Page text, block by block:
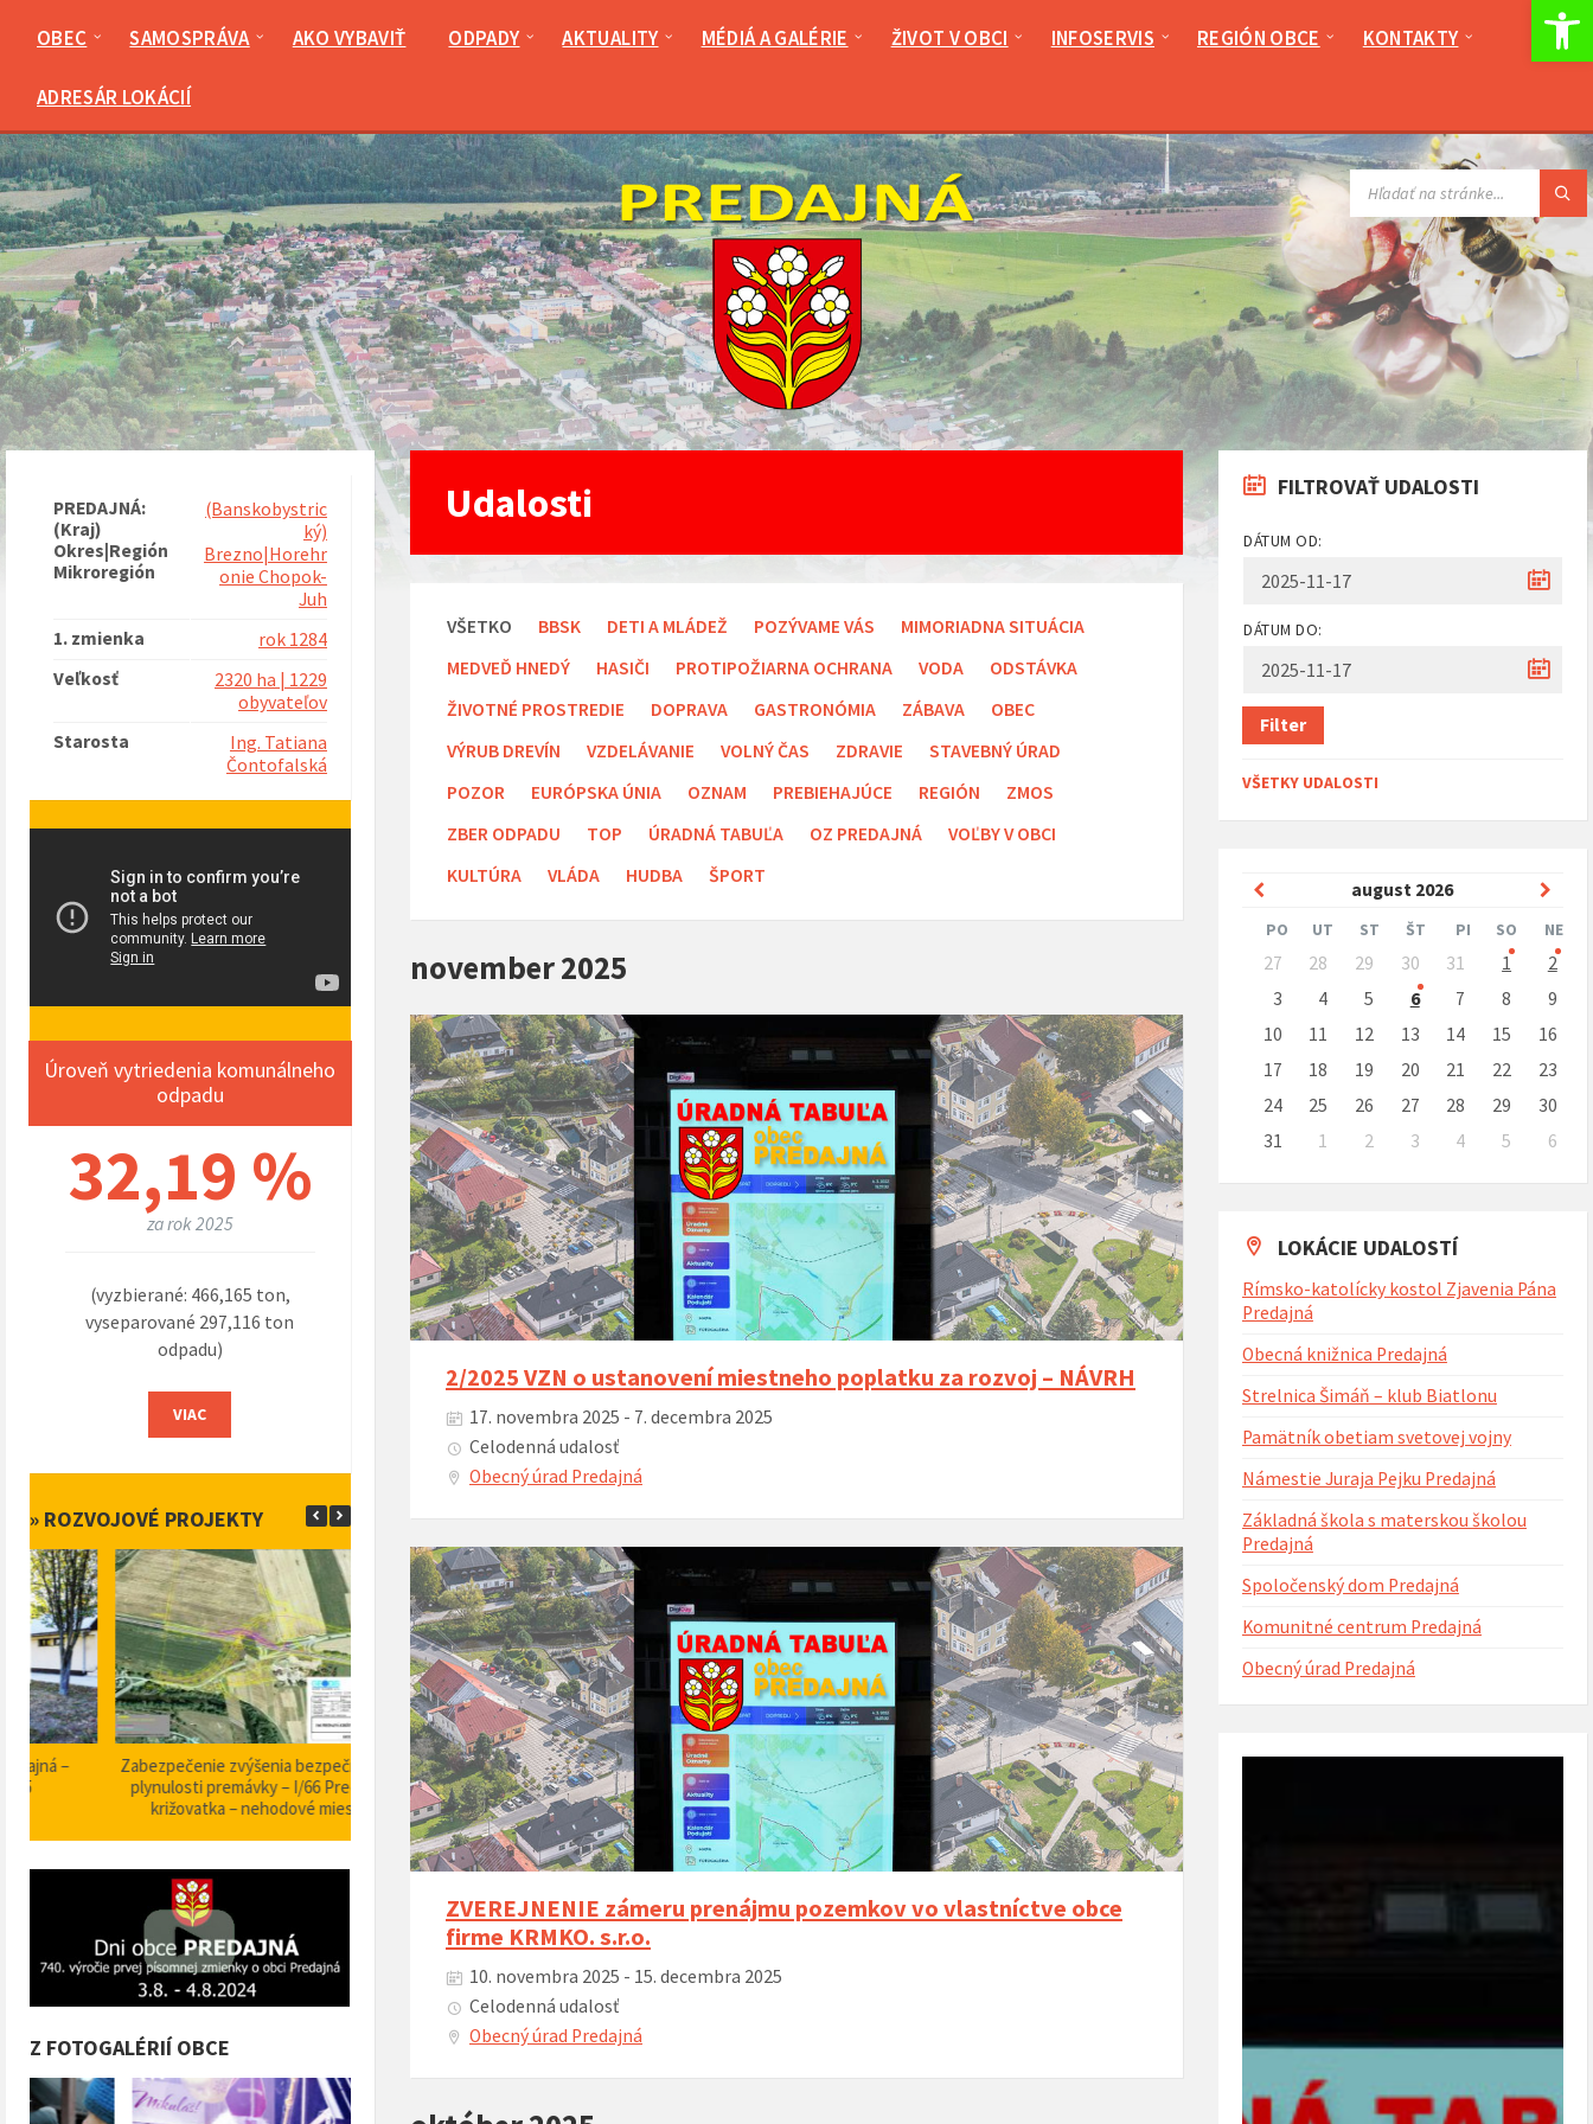
OBEC SAMOSPRÁVA AKO VYBAVIŤ ODPADY AKTUALITY MÉDIÁ A GALÉRIE ŽIVOT V OBCI INFOSERVIS REGIÓN OBCE KONTAKTY
ADRESÁR LOKÁCIÍ
Udalosti
VŠETKO BBSK DETI A MLÁDEŽ POZÝVAME VÁS
MIMORIADNA SITUÁCIA
MEDVEĎ HNEDÝ
HASIČI PROTIPOŽIARNA OCHRANA VODA
ODSTÁVKA
ŽIVOTNÉ PROSTREDIE
DOPRAVA GASTRONÓMIA ZÁBAVA
OBEC
VÝRUB DREVÍN
VZDELÁVANIE VOLNÝ ČAS ZDRAVIE
STAVEBNÝ ÚRAD
POZOR
EURÓPSKA ÚNIA OZNAM PREBIEHAJÚCE REGIÓN
ZMOS
ZBER ODPADU
TOP ÚRADNÁ TABUĽA OZ PREDAJNÁ
VOĽBY V OBCI
KULTÚRA
VLÁDA HUDBA ŠPORT
november 2025
2/2025 VZN o ustanovení miestneho poplatku za rozvoj – NÁVRH
17. novembra 2025 - 7. decembra 2025
Celodenná udalosť
Obecný úrad Predajná
ZVEREJNENIE zámeru prenájmu pozemkov vo vlastníctve obce
firme KRMKO. s.r.o.
10. novembra 2025 - 15. decembra 2025
Celodenná udalosť
Obecný úrad Predajná
PREDAJNÁ:
(Kraj)
Okres|Región
Mikroregión
(Banskobystric
ký)
Brezno|Horehr
onie Chopok-
Juh
1. zmienka
rok 1284
Veľkosť
2320 ha | 1229
obyvateľov
Starosta
Ing. Tatiana
Čontofalská
Úroveň vytriedenia komunálneho
odpadu
32,19 %
za rok 2025
(vyzbierané: 466,165 ton,
vyseparované 297,116 ton
odpadu)
VIAC
» ROZVOJOVÉ PROJEKTY
Zabezpečenie zvýšenia bezpečnosti a
plynulosti premávky – I/66 Predajná
križovatka – nehodové miesto
Projekt Podpora opatrení k zvyšovaniu
bezpečnosti dopravy a vybudovanie
orientačného informačného systému v
obci Predajná (rok 2023)
Nové autobusové zastávky I/66 (rok
2023)
Rozširenie cintorína s urnovým hájom
(rok 2023)
Z FOTOGALÉRIÍ OBCE
FILTROVAŤ UDALOSTI
DÁTUM OD:
DÁTUM DO:
Filter
VŠETKY UDALOSTI
august 2026
Predchádzajúci
mesiac
PO UT ST ŠT PI SO NE
Preskočit
kalendárne
27 28 29 30 31 1
2
3
4 5 6 7 8
9
10
11 12 13 14 15
16
17
18 19 20 21 22
23
24
25 26 27 28 29
30
31
1 2 3 4 5
6
na
dni
LOKÁCIE UDALOSTÍ
Rímsko-katolícky kostol Zjavenia Pána
Predajná
Obecná knižnica Predajná
Strelnica Šimáň – klub Biatlonu
Pamätník obetiam svetovej vojny
Námestie Juraja Pejku Predajná
Základná škola s materskou školou
Predajná
Spoločenský dom Predajná
Komunitné centrum Predajná
Obecný úrad Predajná